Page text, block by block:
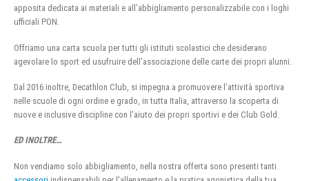
apposita dedicata ai materiali e all’abbigliamento personalizzabile con i loghi
ufficiali PON.
Offriamo una carta scuola per tutti gli istituti scolastici che desiderano
agevolare lo sport ed usufruire dell’associazione delle carte dei propri alunni.
Dal 2016 inoltre, Decathlon Club, si impegna a promuovere l’attività sportiva
nelle scuole di ogni ordine e grado, in tutta Italia, attraverso la scoperta di
nuove e inclusive discipline con l’aiuto dei propri sportivi e dei Club Gold.
ED INOLTRE…
Non vendiamo solo abbigliamento, nella nostra offerta sono presenti tanti